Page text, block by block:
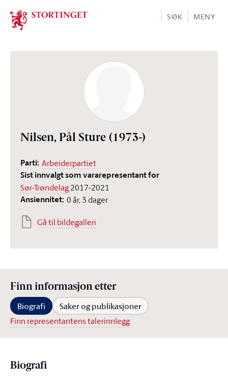
Stortinget.no
SØK MENY
Nilsen, Pål Sture (1973-)
Parti: Arbeiderpartiet
Sist innvalgt som vararepresentant for
Sør-Trøndelag2017-2021
Ansiennitet: 0 år, 3 dager
Gå til bildegalleri
Finn informasjon etter
Biografi Saker og publikasjoner
Finn representantens talerinnlegg
Biografi